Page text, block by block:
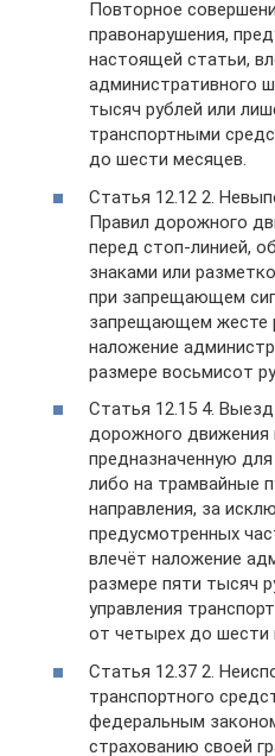
Повторное
правонарушения,
настоящей статьи,
административного
тысяч рублей или
транспортными
до шести месяцев.
Статья 12.12 2.
Правил дорожного
перед стоп-линией,
знаками или
при запрещающем
запрещающем жесте
наложение
размере восьмисот
Статья 12.15 4.
дорожного движения
предназначенную
либо на трамвайные
направления, за
предусмотренных
влечёт наложение
размере пяти тысяч
управления
от четырех до шести
Статья 12.37 2.
транспортного
федеральным
страхованию своей